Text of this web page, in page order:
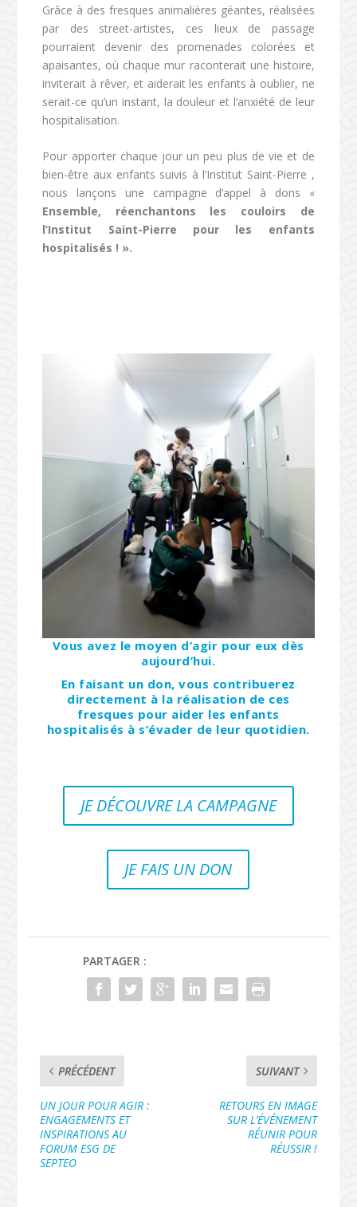
Grâce à des fresques animalières géantes, réalisées
par des street-artistes, ces lieux de passage
pourraient devenir des promenades colorées et
apaisantes, où chaque mur raconterait une histoire,
inviterait à rêver, et aiderait les enfants à oublier, ne
serait-ce qu’un instant, la douleur et l’anxiété de leur
hospitalisation.
Pour apporter chaque jour un peu plus de vie et de
bien-être aux enfants suivis à l’Institut Saint-Pierre ,
nous lançons une campagne d’appel à dons «
Ensemble, réenchantons les couloirs de
l’Institut Saint-Pierre pour les enfants
hospitalisés ! ».
Vous avez le moyen d’agir pour eux dès
aujourd’hui.
En faisant un don, vous contribuerez
directement à la réalisation de ces
fresques pour aider les enfants
hospitalisés à s’évader de leur quotidien.
JE DÉCOUVRE LA CAMPAGNE
JE FAIS UN DON
PARTAGER :
PRÉCÉDENT
UN JOUR POUR AGIR :
ENGAGEMENTS ET
INSPIRATIONS AU
FORUM ESG DE
SEPTEO
SUIVANT
RETOURS EN IMAGE
SUR L’ÉVÉNEMENT
RÉUNIR POUR
RÉUSSIR !